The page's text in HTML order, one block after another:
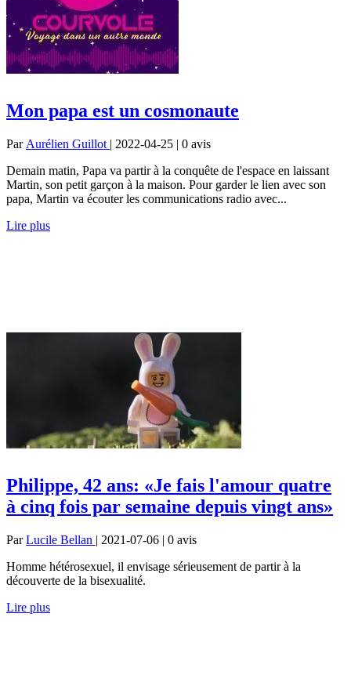
Mon papa est un cosmonaute
Par Aurélien Guillot | 2022-04-25 | 0 avis
Demain matin, Papa va partir à la conquête de l'espace en laissant
Martin, son petit garçon à la maison. Pour garder le lien avec son
papa, Martin va écouter les communications radio avec...
Lire plus
Philippe, 42 ans: «Je fais l'amour quatre
à cinq fois par semaine depuis vingt ans»
ParLucile Bellan | 2021-07-06 | 0 avis
Homme hétérosexuel, il envisage sérieusement de partir à la
découverte de la bisexualité.
Lire plus